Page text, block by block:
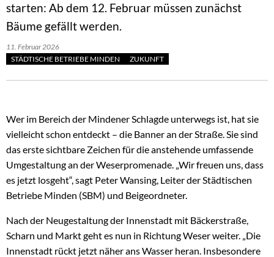
starten: Ab dem 12. Februar müssen zunächst
Bäume gefällt werden.
11. Februar 2026
STÄDTISCHE BETRIEBE MINDEN
ZUKUNFT
Wer im Bereich der Mindener Schlagde unterwegs ist, hat sie
vielleicht schon entdeckt – die Banner an der Straße. Sie sind
das erste sichtbare Zeichen für die anstehende umfassende
Umgestaltung an der Weserpromenade. „Wir freuen uns, dass
es jetzt losgeht“, sagt Peter Wansing, Leiter der Städtischen
Betriebe Minden (SBM) und Beigeordneter.
Nach der Neugestaltung der Innenstadt mit Bäckerstraße,
Scharn und Markt geht es nun in Richtung Weser weiter. „Die
Innenstadt rückt jetzt näher ans Wasser heran. Insbesondere